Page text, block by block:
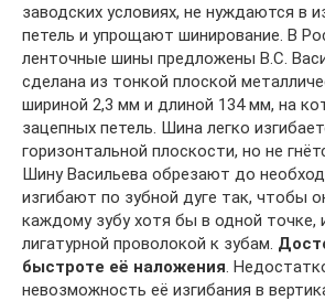
заводских условиях, не нуждаются в
петель и упрощают шинирование. В
ленточные шины предложены В.С.
сделана из тонкой плоской
шириной 2,3 мм и длиной 134 мм, на
зацепных петель. Шина легко
горизонтальной плоскости, но не
Шину Васильева обрезают до
изгибают по зубной дуге так, чтобы
каждому зубу хотя бы в одной точке,
лигатурной проволокой к зубам.
быстроте её наложения.
невозможность её изгибания в